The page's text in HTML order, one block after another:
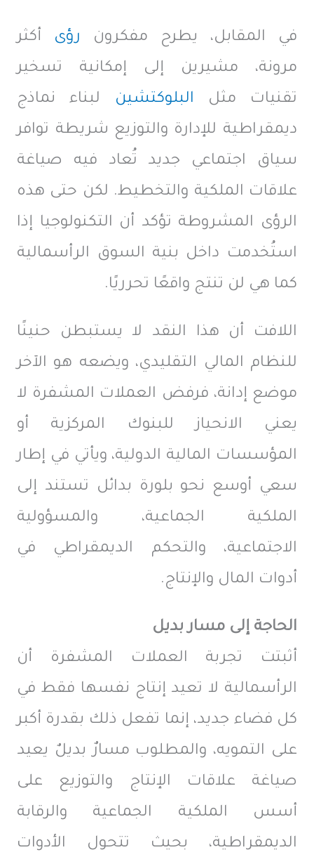
في المقابل، يطرح مفكرون رؤى أكثر
مرونة، مشيرين إلى إمكانية تسخير
تقنيات مثل البلوكتشين
لبناء نماذج
ديمقراطية للإدارة والتوزيع شريطة توافر
سياق اجتماعي جديد تُعاد فيه صياغة
علاقات الملكية والتخطيط. لكن حتى هذه
الرؤى المشروطة تؤكد أن التكنولوجيا إذا
استُخدمت داخل بنية السوق الرأسمالية
كما هي لن تنتج واقعًا تحرريًا.
اللافت أن هذا النقد لا يستبطن حنينًا
للنظام المالي التقليدي، ويضعه هو الآخر
موضع إدانة، فرفض العملات المشفرة لا
يعني الانحياز للبنوك المركزية أو
المؤسسات المالية الدولية، ويأتي في إطار
سعي أوسع نحو بلورة بدائل تستند إلى
الملكية الجماعية، والمسؤولية
الاجتماعية، والتحكم الديمقراطي في
أدوات المال والإنتاج.
الحاجة إلى مسار بديل
أثبتت تجربة العملات المشفرة أن
الرأسمالية لا تعيد إنتاج نفسها فقط في
كل فضاء جديد، إنما تفعل ذلك بقدرة أكبر
على التمويه، والمطلوب مسارٌ بديلٌ يعيد
صياغة علاقات الإنتاج والتوزيع على
أسس الملكية الجماعية والرقابة
الديمقراطية، بحيث تتحول الأدوات